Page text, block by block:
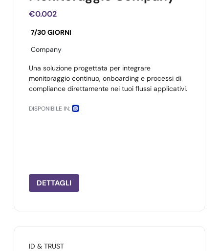
€0.002
7/30 GIORNI
Company
Una soluzione progettata per integrare
monitoraggio continuo, onboarding e processi di
compliance direttamente nei tuoi flussi applicativi.
DISPONIBILE IN:
DETTAGLI
ID & TRUST